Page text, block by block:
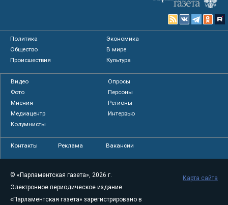
Политика
Экономика
Общество
В мире
Происшествия
Культура
Видео
Опросы
Фото
Персоны
Мнения
Регионы
Медиацентр
Интервью
Колумнисты
Контакты Реклама Вакансии
© «Парламентская газета», 2026 г.
Электронное периодическое издание
«Парламентская газета» зарегистрировано в
Карта сайта